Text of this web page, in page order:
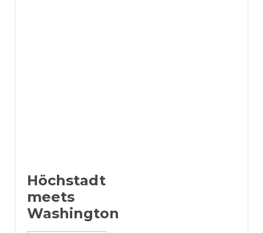
Höchstadt
meets
Washington